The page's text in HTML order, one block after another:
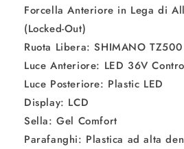
Forcella Anteriore in Lega di
(Locked-Out)
Ruota Libera: SHIMANO TZ500
Luce Anteriore: LED 36V
Luce Posteriore: Plastic LED
Display: LCD
Sella: Gel Comfort
Parafanghi: Plastica ad alta